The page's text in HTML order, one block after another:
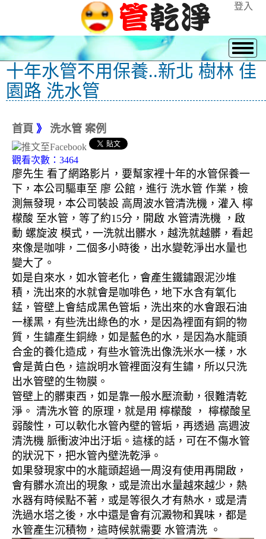
登入
十年水管不用保養..新北 樹林 佳
園路 洗水管
首頁 》 洗水管 案例
觀看次數：3464
廖先生 看了網路影片，要幫家裡十年的水管保養一
下，本公司驅車至 廖 公館，進行 洗水管 作業，檢
測無發現，本公司裝設 高周波水管清洗機，灌入 檸
檬酸 至水管，等了約15分，開啟 水管清洗機 ，啟
動 螺旋波 模式，一洗就出髒水，越洗就越髒，看起
來像是咖啡，二個多小時後，出水變乾淨出水量也
變大了。
如是自來水，如水管老化，會產生鐵鏽跟泥沙堆
積，洗出來的水就會是咖啡色，地下水含有氧化
錳，管壁上會結成黑色管垢，洗出來的水會跟石油
一樣黑，有些洗出綠色的水，是因為裡面有銅的物
質，生鏽產生銅綠，如是藍色的水，是因為水龍頭
合金的養化造成，有些水管洗出像洗米水一樣，水
會是黃白色，這說明水管裡面沒有生鏽，所以只洗
出水管壁的生物膜。
管壁上的髒東西，如是靠一般水壓流動，很難清乾
淨。 清洗水管 的原理，就是用 檸檬酸 ， 檸檬酸呈
弱酸性，可以軟化水管內壁的管垢，再透過 高週波
清洗機 脈衝波沖出汙垢。這樣的話，可在不傷水管
的狀況下，把水管內壁洗乾淨。
如果發現家中的水龍頭超過一周沒有使用再開啟，
會有髒水流出的現象，或是流出水量越來越少，熱
水器有時候點不著，或是等很久才有熱水，或是清
洗過水塔之後，水中還是會有沉澱物和異味，都是
水管產生沉積物，這時候就需要 水管清洗 。